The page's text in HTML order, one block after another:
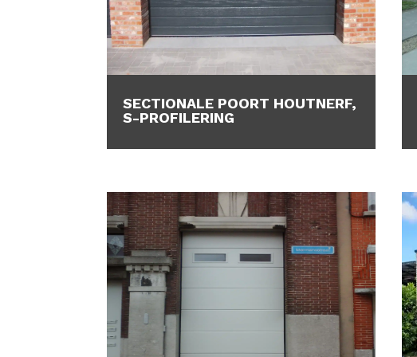
SECTIONALE POORT HOUTNERF,
S-PROFILERING